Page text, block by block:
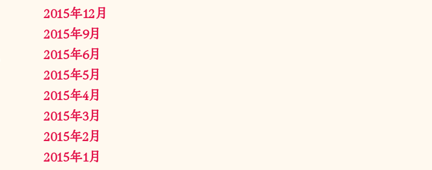
2015年12月
2015年9月
2015年6月
2015年5月
2015年4月
2015年3月
2015年2月
2015年1月